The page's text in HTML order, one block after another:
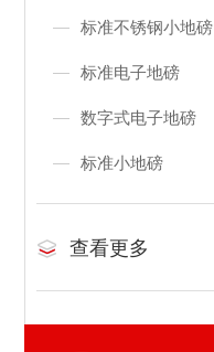
标准不锈钢小地磅
标准电子地磅
数字式电子地磅
标准小地磅
查看更多